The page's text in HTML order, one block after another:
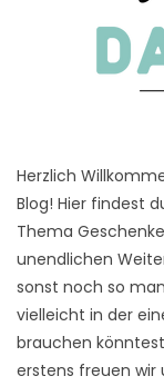
Herzlich
Blog! Hier findest
Thema
unendlichen
sonst noch so
vielleicht in der
brauchen
erstens freuen wir